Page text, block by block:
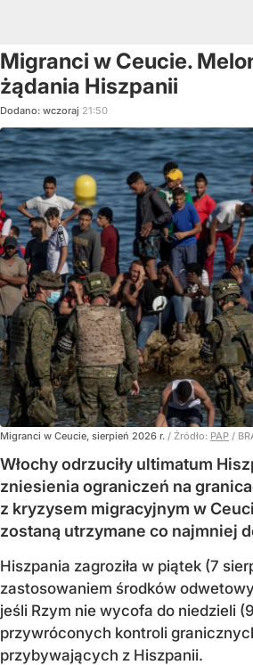
Migranci w Ceucie.
żądania Hiszpanii
Dodano: wczoraj 21:50
Migranci w Ceucie, sierpień 2026 r. / Źródło: PAP /
Włochy odrzuciły ultimatum
zniesienia ograniczeń na
z kryzysem migracyjnym w
zostaną utrzymane co najmniej
Hiszpania zagroziła w piątek (7
zastosowaniem środków
jeśli Rzym nie wycofa do niedzieli
przywróconych kontroli
przybywających z Hiszpanii.